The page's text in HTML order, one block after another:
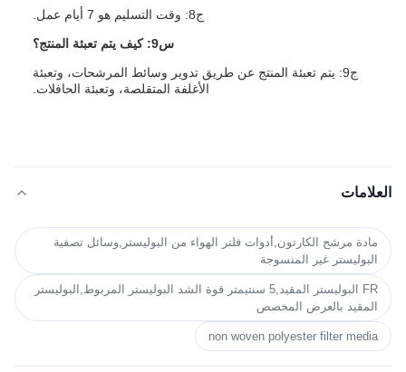
ج8: وقت التسليم هو 7 أيام عمل.
س9: كيف يتم تعبئة المنتج؟
ج9: يتم تعبئة المنتج عن طريق تدوير وسائط المرشحات، وتعبئة
الأغلفة المتقلصة، وتعبئة الحافلات.
العلامات
مادة مرشح الكارتون,أدوات فلتر الهواء من البوليستر,وسائل تصفية
البوليستر غير المنسوجة
FR البوليستر المقيد,5 سنتيمتر قوة الشد البوليستر المربوط,البوليستر
المقيد بالعرض المخصص
non woven polyester filter media